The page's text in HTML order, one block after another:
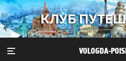
VOLOGDA-